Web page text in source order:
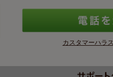
カスタマーハラ